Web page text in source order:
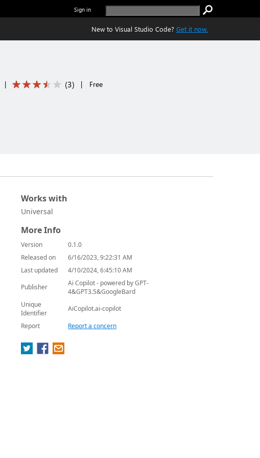
Sign in
New to Visual Studio Code? Get it now.
| (3) | Free
Works with
Universal
More Info
Version
0.1.0
Released on
6/16/2023, 9:22:31 AM
Last updated
4/10/2024, 6:45:10 AM
Publisher
Ai Copilot - powered by GPT-
4&GPT3.5&GoogleBard
Unique
Identifier
AiCopilot.ai-copilot
Report
Report a concern